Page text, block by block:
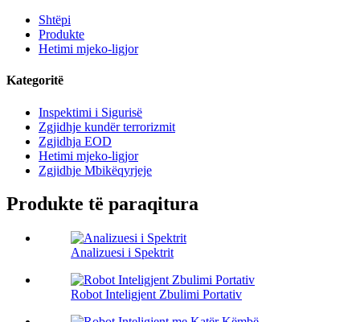
Shtëpi
Produkte
Hetimi mjeko-ligjor
Kategoritë
Inspektimi i Sigurisë
Zgjidhje kundër terrorizmit
Zgjidhja EOD
Hetimi mjeko-ligjor
Zgjidhje Mbikëqyrjeje
Produkte të paraqitura
Analizuesi i Spektrit
Robot Inteligjent Zbulimi Portativ